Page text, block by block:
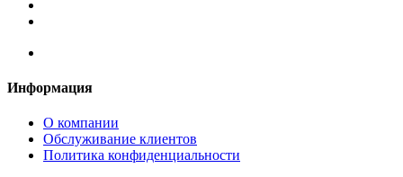
Информация
О компании
Обслуживание клиентов
Политика конфиденциальности